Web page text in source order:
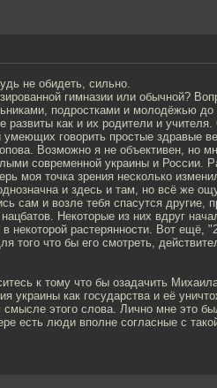
не обидеть, сильно.
гимназии или обычной?
подростками и молодёжью
развиты как и их родители и
говорить простые здравые
Возможно я не объективен, но
современной украины и России.
моя точка зрения несколько
и здесь и там, но всё же
сам и возле тебя спасутся другие,
Некоторые из них вдруг
некоторой растерянности. Вот ещё,
что бы его смотреть,
к тому что бы озадачить
украины как государства и её
этого слова. Лично мне это
есть люди вполне согласные с